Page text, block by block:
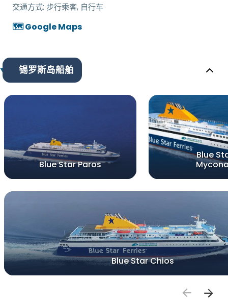
交通方式: 步行乘客, 自行车
🗺️ Google Maps
锡罗斯岛船舶
Blue Star Paros
Blue
Blue Star Chios